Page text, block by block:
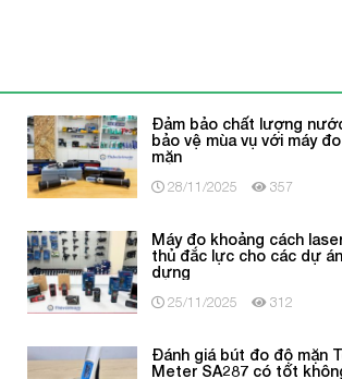
Đảm bảo chất lượng
bảo vệ mùa vụ với máy
mặn
28/11/2025 357
Máy đo khoảng cách
thủ đắc lực cho các dự
dựng
25/11/2025 312
Đánh giá bút đo độ mặn
Meter SA287 có tốt